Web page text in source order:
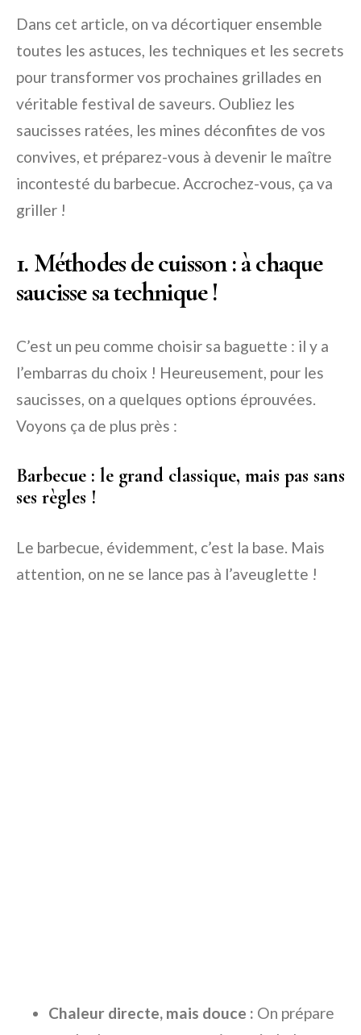
Dans cet article, on va décortiquer ensemble
toutes les astuces, les techniques et les secrets
pour transformer vos prochaines grillades en
véritable festival de saveurs. Oubliez les
saucisses ratées, les mines déconfites de vos
convives, et préparez-vous à devenir le maître
incontesté du barbecue. Accrochez-vous, ça va
griller !
1. Méthodes de cuisson : à chaque
saucisse sa technique !
C’est un peu comme choisir sa baguette : il y a
l’embarras du choix ! Heureusement, pour les
saucisses, on a quelques options éprouvées.
Voyons ça de plus près :
Barbecue : le grand classique, mais pas sans
ses règles !
Le barbecue, évidemment, c’est la base. Mais
attention, on ne se lance pas à l’aveuglette !
Chaleur directe, mais douce : On prépare